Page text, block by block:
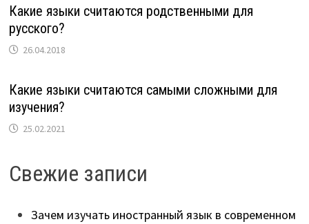
Какие языки считаются родственными для
русского?
26.04.2018
Какие языки считаются самыми сложными для
изучения?
25.02.2021
Свежие записи
Зачем изучать иностранный язык в современном